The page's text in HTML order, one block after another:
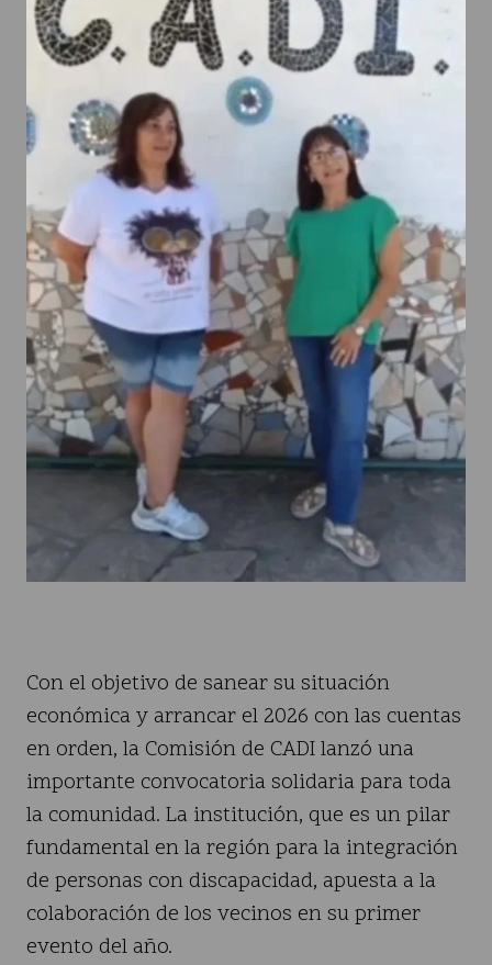
Con el objetivo de sanear su situación
económica y arrancar el 2026 con las cuentas
en orden, la Comisión de CADI lanzó una
importante convocatoria solidaria para toda
la comunidad. La institución, que es un pilar
fundamental en la región para la integración
de personas con discapacidad, apuesta a la
colaboración de los vecinos en su primer
evento del año.